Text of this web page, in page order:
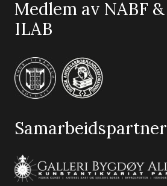
Medlem av NABF &
ILAB
Samarbeidspartner